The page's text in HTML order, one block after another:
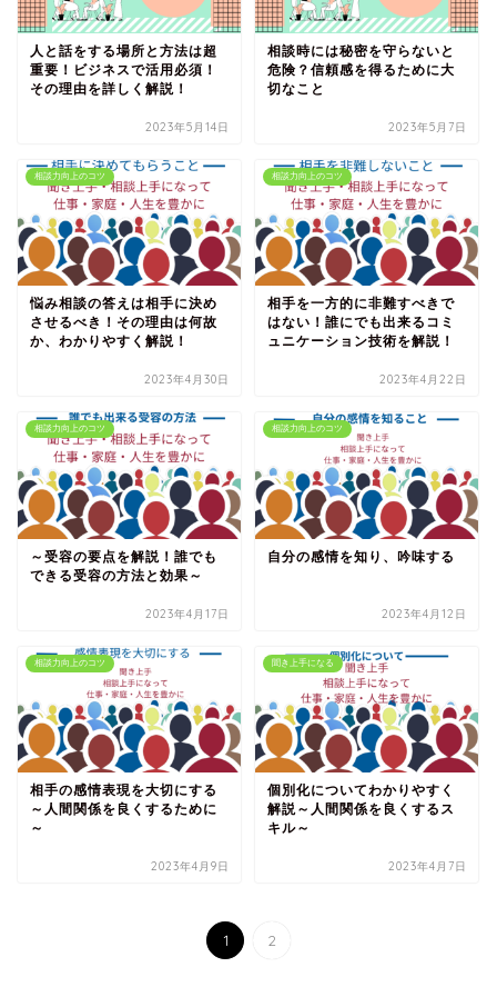
人と話をする場所と方法は超
重要！ビジネスで活用必須！
その理由を詳しく解説！
2023年5月14日
相談時には秘密を守らないと
危険？信頼感を得るために大
切なこと
2023年5月7日
相談力向上のコツ
悩み相談の答えは相手に決め
させるべき！その理由は何故
か、わかりやすく解説！
2023年4月30日
相談力向上のコツ
相手を一方的に非難すべきで
はない！誰にでも出来るコミ
ュニケーション技術を解説！
2023年4月22日
相談力向上のコツ
～受容の要点を解説！誰でも
できる受容の方法と効果～
2023年4月17日
相談力向上のコツ
自分の感情を知り、吟味する
2023年4月12日
相談力向上のコツ
相手の感情表現を大切にする
～人間関係を良くするために
～
2023年4月9日
聞き上手になる
個別化についてわかりやすく
解説～人間関係を良くするス
キル～
2023年4月7日
1 2